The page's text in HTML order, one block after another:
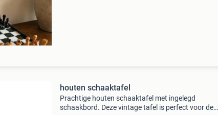
houten schaaktafel
Prachtige houten schaaktafel met ingelegd
schaakbord. Deze vintage tafel is perfect voor de